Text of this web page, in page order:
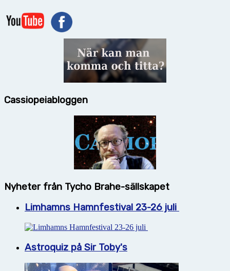
Cassiopeiabloggen
Nyheter från Tycho Brahe-sällskapet
Limhamns Hamnfestival 23-26 juli
Astroquiz på Sir Toby's